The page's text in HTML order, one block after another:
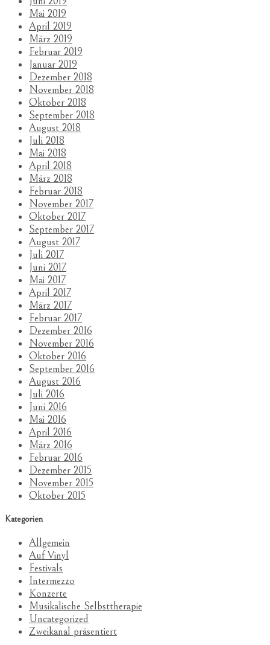
Mai 2019
April 2019
März 2019
Februar 2019
Januar 2019
Dezember 2018
November 2018
Oktober 2018
September 2018
August 2018
Juli 2018
Mai 2018
April 2018
März 2018
Februar 2018
November 2017
Oktober 2017
September 2017
August 2017
Juli 2017
Juni 2017
Mai 2017
April 2017
März 2017
Februar 2017
Dezember 2016
November 2016
Oktober 2016
September 2016
August 2016
Juli 2016
Juni 2016
Mai 2016
April 2016
März 2016
Februar 2016
Dezember 2015
November 2015
Oktober 2015
Kategorien
Allgemein
Auf Vinyl
Festivals
Intermezzo
Konzerte
Musikalische Selbsttherapie
Uncategorized
Zweikanal präsentiert